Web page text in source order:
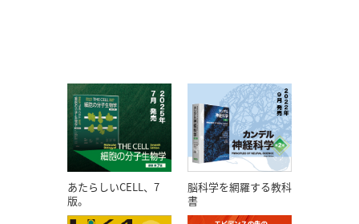
あたらしいCELL、7
版。
脳科学を網羅する教科
書